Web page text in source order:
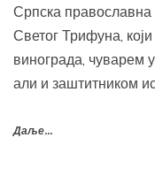
Српска
Светог Трифуна,
винограда, чуварем
али и заштитником
Даље...